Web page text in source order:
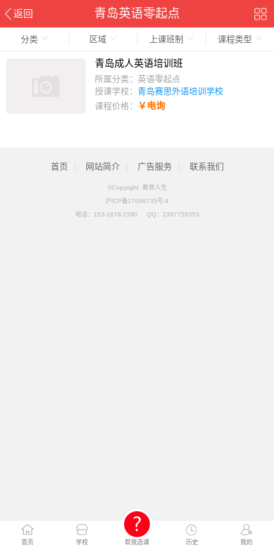
返回 青岛英语零起点
首页 学校 帮我选课 历史 我的
分类 区域 上课班制 课程类型
青岛成人英语培训班
所属分类：英语零起点
授课学校： 青岛赛思外语培训学校
课程价格：
￥电询
首页 网站简介 广告服务 联系我们
©Copyright 教育人生
沪ICP备17006735号-4
电话：
153-1878-2390 QQ： 2397759353